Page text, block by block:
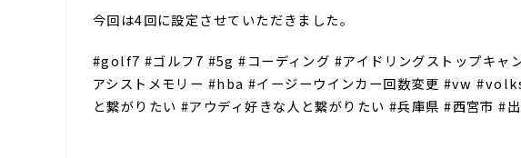
今回は4回に設定させていただきました。
#golf7 #ゴルフ7 #5g #コーディング #アイドリングストップキャ
アシストメモリー #hba #イージーウインカー回数変更 #vw
と繋がりたい #アウディ好きな人と繋がりたい #兵庫県 #西宮市